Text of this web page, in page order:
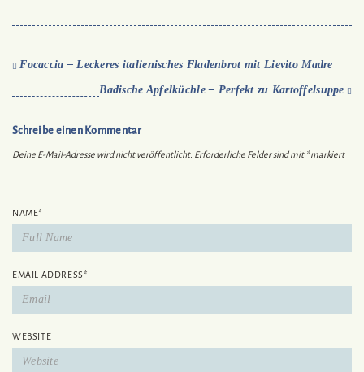
Focaccia – Leckeres italienisches Fladenbrot mit Lievito Madre
Badische Apfelküchle – Perfekt zu Kartoffelsuppe
Schreibe einen Kommentar
Deine E-Mail-Adresse wird nicht veröffentlicht. Erforderliche Felder sind mit *markiert
NAME*
EMAIL ADDRESS*
WEBSITE